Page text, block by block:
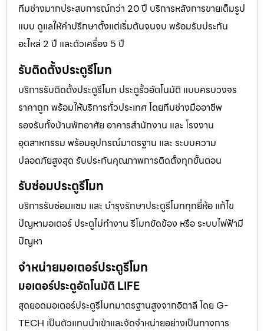
ทีมช่างมากประสบการณ์กว่า 20 ปี บริการหลังการขายเต็มรูป
แบบ ดูแลให้คำปรึกษาตั้งแต่เริ่มต้นจนจบ พร้อมรับประกัน
อะไหล่ 2 ปี และตัวเครื่อง 5 ปี
รับติดตั้งประตูรีโมท
บริการรับติดตั้งประตูรีโมท ประตูรั้วอัตโนมัติ แบบครบวงจร
ราคาถูก พร้อมให้บริการทั่วประเทศ โดยทีมช่างมืออาชีพ
รองรับทั้งบ้านพักอาศัย อาคารสำนักงาน และ โรงงาน
อุตสาหกรรม พร้อมอุปกรณ์มาตรฐาน และ ระบบความ
ปลอดภัยสูงสุด รับประกันคุณภาพการติดตั้งทุกขั้นตอน
รับซ่อมประตูรีโมท
บริการรับซ่อมแซม และ บำรุงรักษาประตูรีโมททุกยี่ห้อ แก้ไข
ปัญหามอเตอร์ ประตูไม่ทำงาน รีโมทขัดข้อง หรือ ระบบไฟฟ้ามี
ปัญหา
จำหน่ายมอเตอร์ประตูรีโมท
มอเตอร์ประตูอัตโนมัติ LIFE
สุดยอดมอเตอร์ประตูรีโมทมาตรฐานสูงจากอิตาลี โดย G-
TECH เป็นตัวแทนนำเข้าและจัดจำหน่ายอย่างเป็นทางการ